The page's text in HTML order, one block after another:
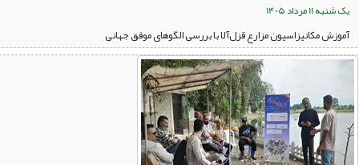
یک شنبه 11 مرداد 1405
آموزش مکانیزاسیون مزارع قزل‌آلا با بررسی الگوهای موفق جهانی